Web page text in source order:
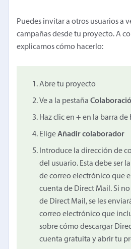
Puedes invitar a otros usuarios a
campañas desde tu proyecto. A
explicamos cómo hacerlo:
Abre tu proyecto
Ve a la pestaña
Haz clic en+ en la barra de
EligeAñadir colaborador
Introduce la dirección de
del usuario. Esta debe ser
de correo electrónico que
cuenta de Direct Mail. Si
de Direct Mail, se les
correo electrónico que
sobre cómo descargar
cuenta gratuita y abrir tu